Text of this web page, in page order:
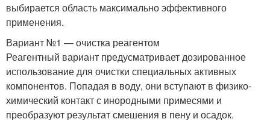
выбирается область максимально эффективного
применения.
Вариант №1 — очистка реагентом
Реагентный вариант предусматривает дозированное
использование для очистки специальных активных
компонентов. Попадая в воду, они вступают в физико-
химический контакт с инородными примесями и
преобразуют результат смешения в пену и осадок.